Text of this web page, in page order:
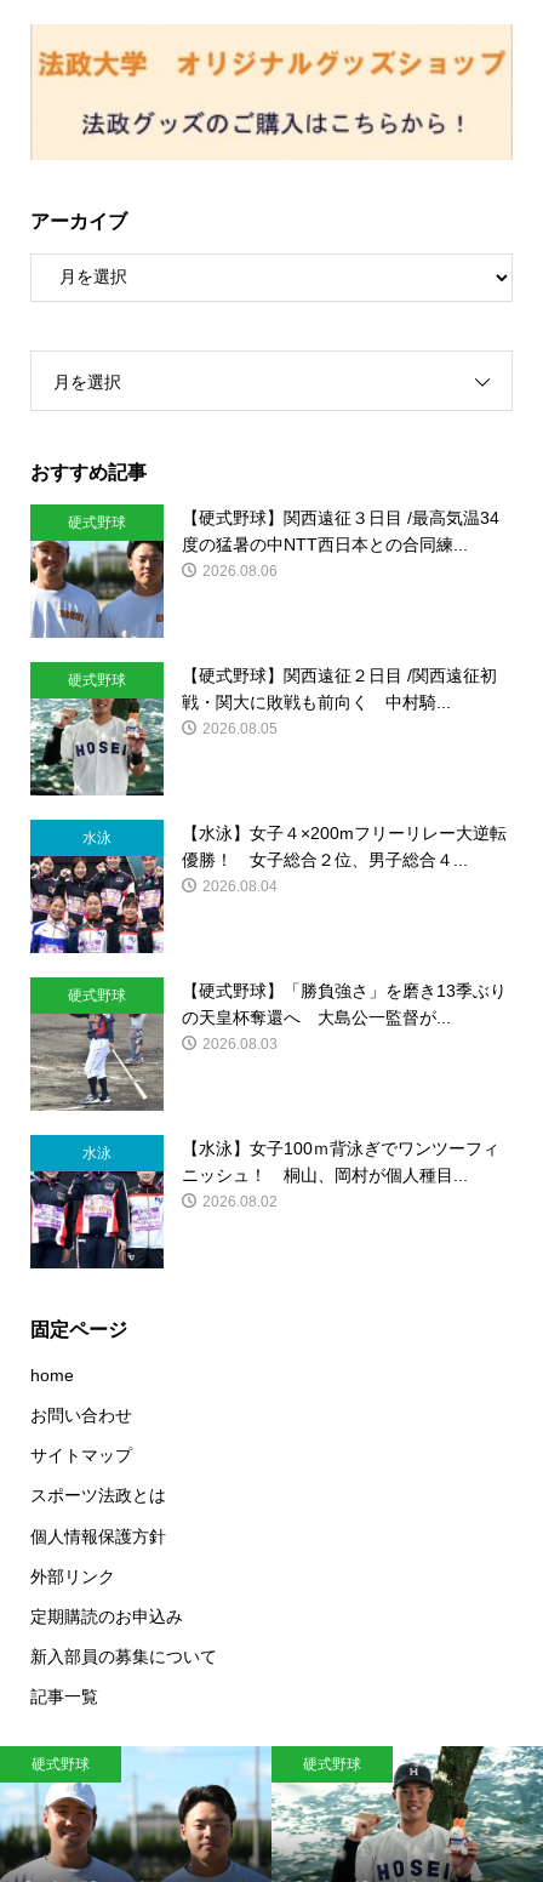
アーカイブ
月を選択
おすすめ記事
硬式野球
【硬式野球】関西遠征３日目 /最高気温34
度の猛暑の中NTT西日本との合同練...
2026.08.06
硬式野球
【硬式野球】関西遠征２日目 /関西遠征初
戦・関大に敗戦も前向く 中村騎...
2026.08.05
水泳
【水泳】女子４×200mフリーリレー大逆転
優勝！ 女子総合２位、男子総合４...
2026.08.04
硬式野球
【硬式野球】「勝負強さ」を磨き13季ぶり
の天皇杯奪還へ 大島公一監督が...
2026.08.03
水泳
【水泳】女子100ｍ背泳ぎでワンツーフィ
ニッシュ！ 桐山、岡村が個人種目...
2026.08.02
固定ページ
home
お問い合わせ
サイトマップ
スポーツ法政とは
個人情報保護方針
外部リンク
定期購読のお申込み
新入部員の募集について
記事一覧
硬式野球 硬式野球